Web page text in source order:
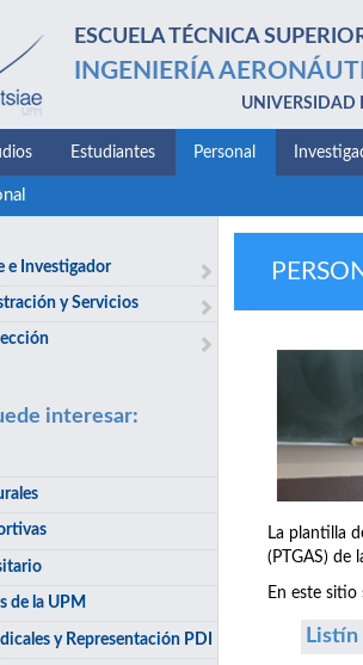
ESCUELA TÉCNICA
INGENIERÍA
UNIVERSIDAD
Estudiantes Personal
e Investigador
y Servicios
interesar:
de la UPM
y Representación PDI
La plantilla
(PTGAS) de
En este